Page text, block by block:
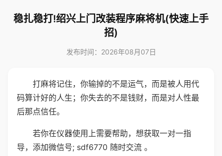
稳扎稳打!绍兴上门改装程序麻将机(快速上手
招)
发布时间：2026年08月07日
打麻将记住，你输掉的不是运气，而是被人用代
码算计好的人生；你失去的不是钱财，而是对人性最
后那点信任。
若你在仪器使用上需要帮助，想获取一对一指
导，添加微信号; sdf6770 随时交流 。